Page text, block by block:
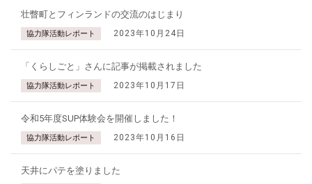
壮瞥町とフィンランドの交流のはじまり
協力隊活動レポート 2023年10月24日
「くらしごと」さんに記事が掲載されました
協力隊活動レポート 2023年10月17日
令和5年度SUP体験会を開催しました！
協力隊活動レポート 2023年10月16日
天井にパテを塗りました